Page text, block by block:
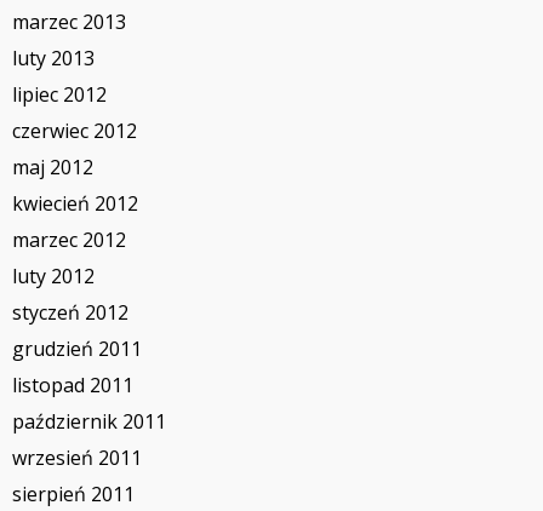
marzec 2013
luty 2013
lipiec 2012
czerwiec 2012
maj 2012
kwiecień 2012
marzec 2012
luty 2012
styczeń 2012
grudzień 2011
listopad 2011
październik 2011
wrzesień 2011
sierpień 2011